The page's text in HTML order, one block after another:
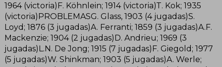
1964 (victoria)F. Köhnlein; 1914 (victoria)T. Kok; 1935
(victoria)PROBLEMASG. Glass, 1903 (4 jugadas)S.
Loyd; 1876 (3 jugadas)A. Ferranti; 1859 (3 jugadas)A.F.
Mackenzie; 1904 (2 jugadas)D. Andrieu; 1969 (3
jugadas)L.N. De Jong; 1915 (7 jugadas)F. Giegold; 1977
(5 jugadas)W. Shinkman; 1903 (5 jugadas)A. Werle;